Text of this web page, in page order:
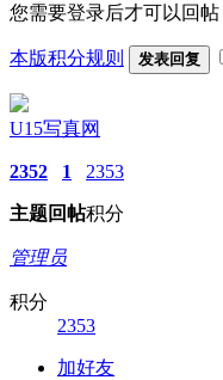
您需要登录后才可以回帖
本版积分规则 发表回复
U15写真网
2352
主题
1
回帖
2353
积分
管理员
积分
2353
加好友